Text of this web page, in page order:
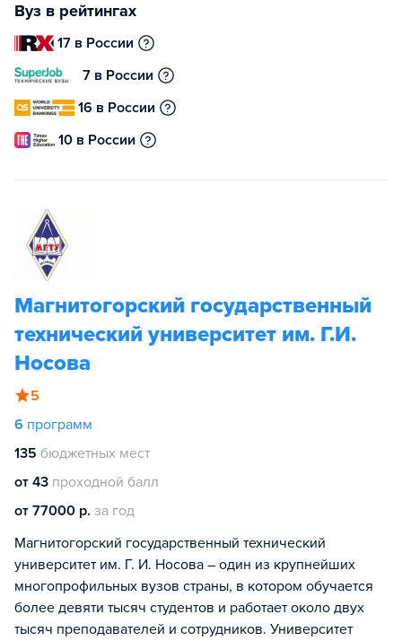
Вуз в рейтингах
17 в России
7 в России
16 в России
10 в России
Магнитогорский государственный
технический университет им. Г.И.
Носова
5
6 программ
135 бюджетных мест
от 43 проходной балл
от 77000 р. за год
Магнитогорский государственный технический
университет им. Г. И. Носова – один из крупнейших
многопрофильных вузов страны, в котором обучается
более девяти тысяч студентов и работает около двух
тысяч преподавателей и сотрудников. Университет